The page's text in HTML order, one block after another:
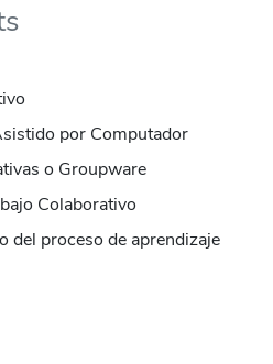
por Computador
o Groupware
Colaborativo
del proceso de aprendizaje